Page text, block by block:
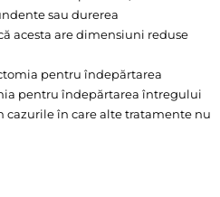
sau durerea
acesta are dimensiuni reduse
pentru îndepărtarea
pentru îndepărtarea întregului
cazurile în care alte tratamente nu